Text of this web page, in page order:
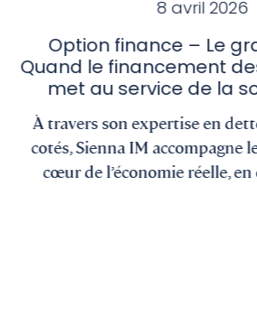
8 avril 2026
Option finance – Le
Quand le financement
met au service de la
À travers son expertise en
cotés, Sienna IM accompagne
cœur de l’économie réelle,